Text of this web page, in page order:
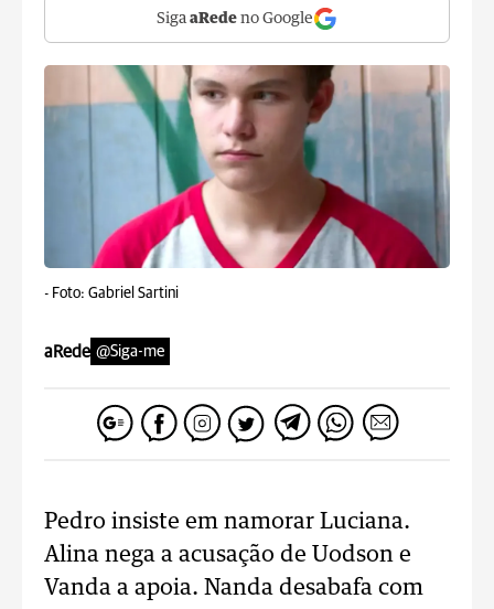
Siga aRede no Google
- Foto: Gabriel Sartini
aRede @Siga-me
Pedro insiste em namorar Luciana.
Alina nega a acusação de Uodson e
Vanda a apoia. Nanda desabafa com